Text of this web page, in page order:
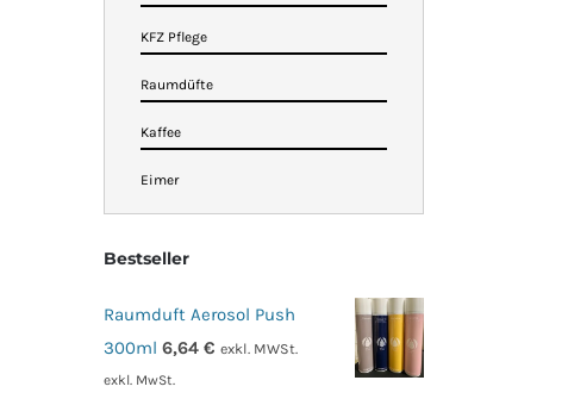
KFZ Pflege
Raumdüfte
Kaffee
Eimer
Bestseller
Raumduft Aerosol Push
300ml 6,64 € exkl. MWSt.
exkl. MwSt.